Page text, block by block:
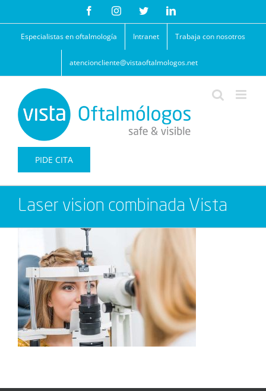
contenido
FacebookInstagramTwitterLinkedIn
Especialistas en oftalmología Intranet Trabaja con nosotros
atencioncliente@vistaoftalmologos.net
PIDE CITA
Laser vision combinada Vista